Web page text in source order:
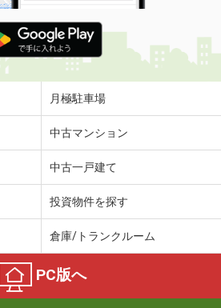
月極駐車場
中古マンション
中古一戸建て
投資物件を探す
倉庫/トランクルーム
PC版へ